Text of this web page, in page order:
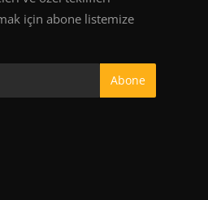
için abone listemize
Abone